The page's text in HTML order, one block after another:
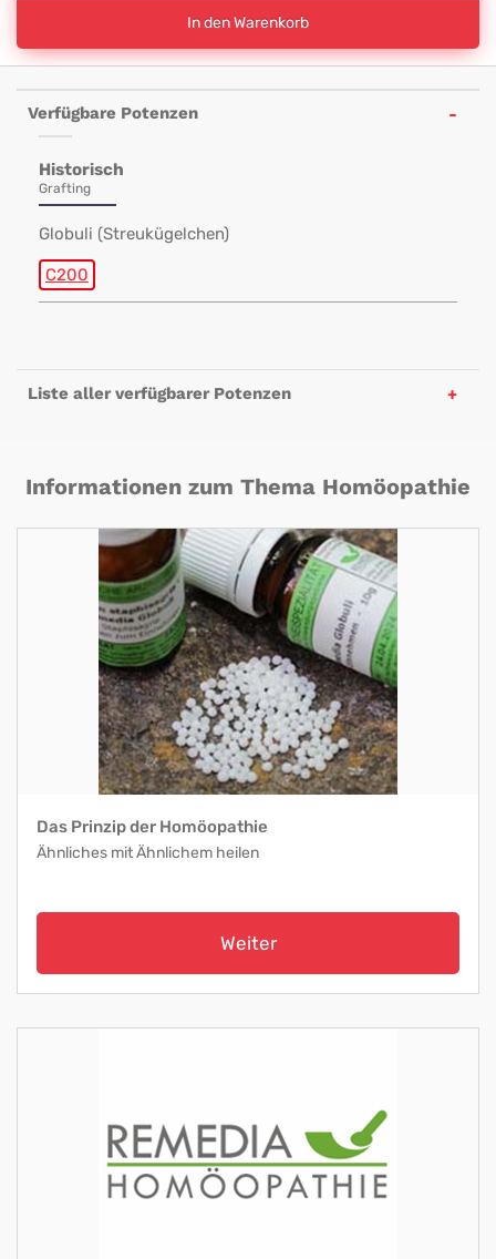
In den Warenkorb
Verfügbare Potenzen
Historisch
Grafting
Globuli (Streukügelchen)
C200
Liste aller verfügbarer Potenzen
Informationen zum Thema Homöopathie
Das Prinzip der Homöopathie
Ähnliches mit Ähnlichem heilen
Weiter